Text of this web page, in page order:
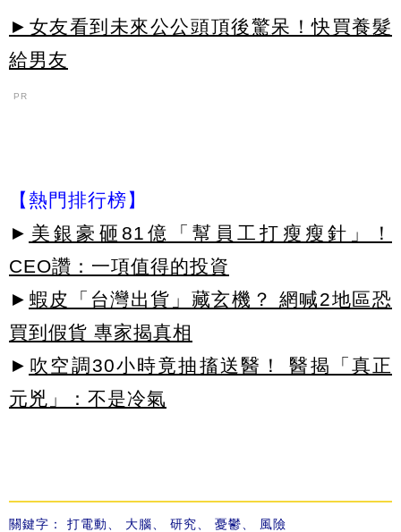
►女友看到未來公公頭頂後驚呆！快買養髮
給男友
PR
【熱門排行榜】
► 美銀豪砸81億「幫員工打瘦瘦針」！
CEO讚：一項值得的投資
► 蝦皮「台灣出貨」藏玄機？ 網喊2地區恐
買到假貨 專家揭真相
► 吹空調30小時竟抽搐送醫！ 醫揭「真正
元兇」：不是冷氣
關鍵字： 打電動 大腦 研究 憂鬱 風險